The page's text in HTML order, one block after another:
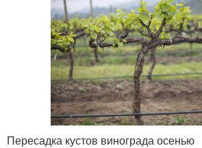
Пересадка кустов винограда осенью